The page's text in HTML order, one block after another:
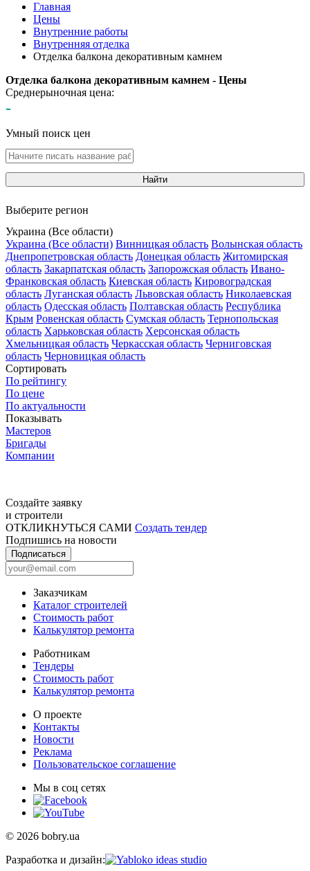
Главная
Цены
Внутренние работы
Внутренняя отделка
Отделка балкона декоративным камнем
Отделка балкона декоративным камнем - Цены
Среднерыночная цена:
-
Умный поиск цен
Найти
Выберите регион
Украина (Все области)
Украина (Все области) Винницкая область Волынская область
Днепропетровская область Донецкая область Житомирская
область Закарпатская область Запорожская область Ивано-
Франковская область Киевская область Кировоградская
область Луганская область Львовская область Николаевская
область Одесская область Полтавская область Республика
Крым Ровенская область Сумская область Тернопольская
область Харьковская область Херсонская область
Хмельницкая область Черкасская область Черниговская
область Черновицкая область
Сортировать
По рейтингу
По цене
По актуальности
Показывать
Мастеров
Бригады
Компании
Создайте заявку
и строители
ОТКЛИКНУТЬСЯ САМИ Создать тендер
Подпишись на новости
Подписаться
Заказчикам
Каталог строителей
Стоимость работ
Калькулятор ремонта
Работникам
Тендеры
Стоимость работ
Калькулятор ремонта
О проекте
Контакты
Новости
Реклама
Пользовательское соглашение
Мы в соц сетях
© 2026 bobry.ua
Разработка и дизайн: